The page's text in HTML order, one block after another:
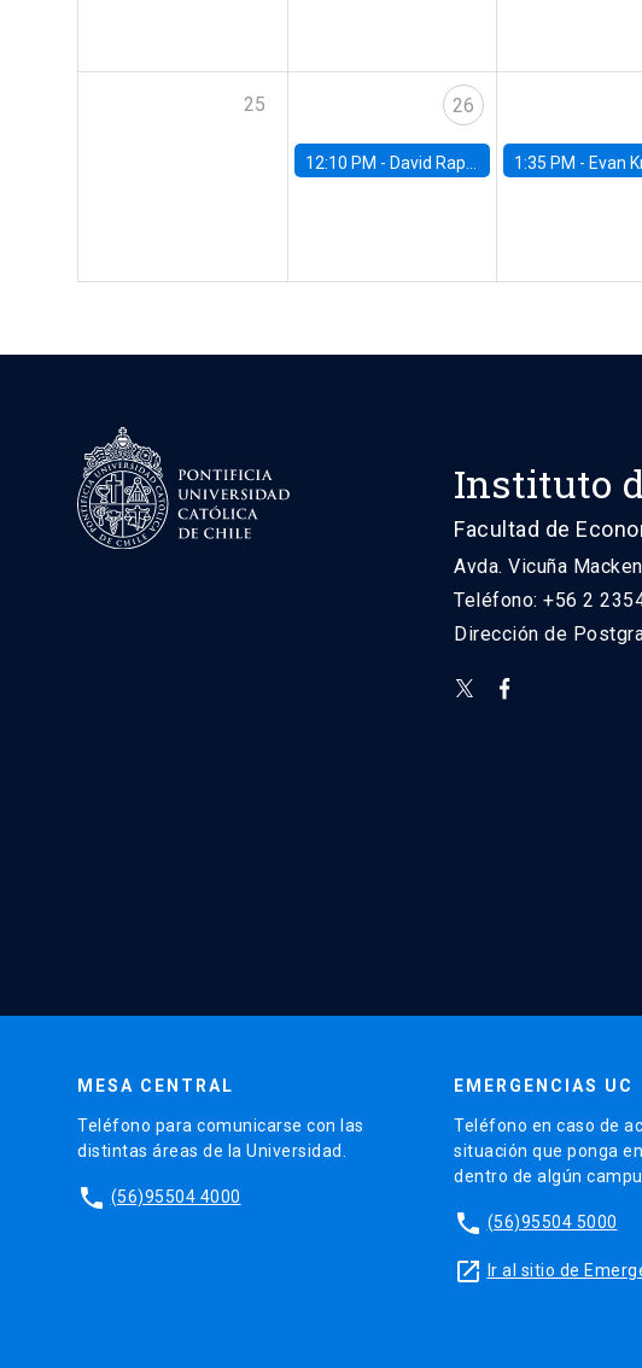
25 26
12:10 PM - David Rappoport, FED Board 1:35 PM - Evan Kresch,
Instituto
Facultad de
Avda. Vicuña
Teléfono: +56 2
Dirección de
MESA CENTRAL
Teléfono para comunicarse con las
distintas áreas de la Universidad.
phone (56)95504 4000
EMERGENCIAS UC
Teléfono en caso de
situación que ponga
dentro de algún
phone (56)95504 5000
launch Ir al sitio de